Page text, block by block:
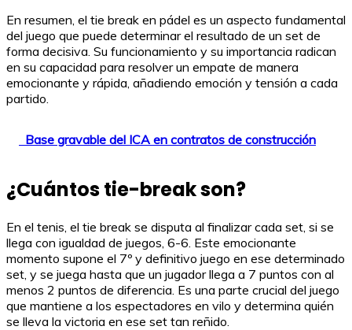
En resumen, el tie break en pádel es un aspecto fundamental
del juego que puede determinar el resultado de un set de
forma decisiva. Su funcionamiento y su importancia radican
en su capacidad para resolver un empate de manera
emocionante y rápida, añadiendo emoción y tensión a cada
partido.
Base gravable del ICA en contratos de construcción
¿Cuántos tie-break son?
En el tenis, el tie break se disputa al finalizar cada set, si se
llega con igualdad de juegos, 6-6. Este emocionante
momento supone el 7º y definitivo juego en ese determinado
set, y se juega hasta que un jugador llega a 7 puntos con al
menos 2 puntos de diferencia. Es una parte crucial del juego
que mantiene a los espectadores en vilo y determina quién
se lleva la victoria en ese set tan reñido.